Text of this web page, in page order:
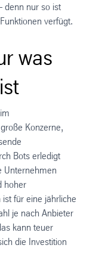
denn nur so ist
verfügt.
was
ist
Konzerne,
Bots erledigt
Unternehmen
hoher
für eine jährliche
je nach Anbieter
kann teuer
die Investition